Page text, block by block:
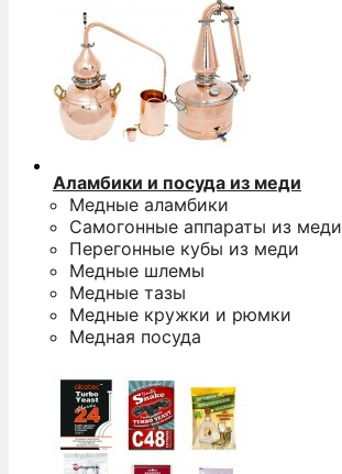
Аламбики и посуда из меди
Медные аламбики
Самогонные аппараты из меди
Перегонные кубы из меди
Медные шлемы
Медные тазы
Медные кружки и рюмки
Медная посуда